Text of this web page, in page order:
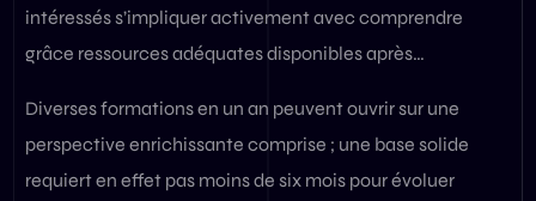
intéressés s’impliquer activement avec comprendre
grâce ressources adéquates disponibles après…
Diverses formations en un an peuvent ouvrir sur une
perspective enrichissante comprise ; une base solide
requiert en effet pas moins de six mois pour évoluer